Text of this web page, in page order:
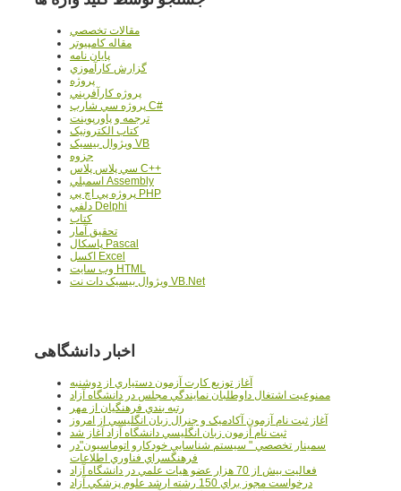
مقالات تخصصي
مقاله کامپیوتر
پایان نامه
گزارش کارآموزي
پروژه
پروژه کارآفريني
پروژه سي شارپ C#
ترجمه و پاورپوينت
کتاب الکترونيک
ويژوال بيسيک VB
جزوه
سي پلاس پلاس C++
اسمبلي Assembly
پروژه پي اچ پي PHP
دلفي Delphi
کتاب
تحقيق آمار
پاسکال Pascal
اکسل Excel
وب سايت HTML
ويژوال بيسيک دات نت VB.Net
اخبار دانشگاهی
آغاز توزيع کارت آزمون دستياري از دوشنبه
ممنوعيت اشتغال داوطلبان نمايندگي مجلس در دانشگاه آزاد
رتبه بندي فرهنگيان از مهر
آغاز ثبت نام آزمون آکادميک و جنرال زبان انگليسي از امروز
ثبت نام آزمون زبان انگليسي دانشگاه آزاد آغاز شد
سمينار تخصصي " سيستم شناسايي خودکارو اتوماسيون"در
فرهنگسراي فناوري اطلاعات
فعاليت بيش از 70 هزار عضو هيات علمي در دانشگاه آزاد
درخواست مجوز براي 150 رشته ارشد علوم پزشکي آزاد